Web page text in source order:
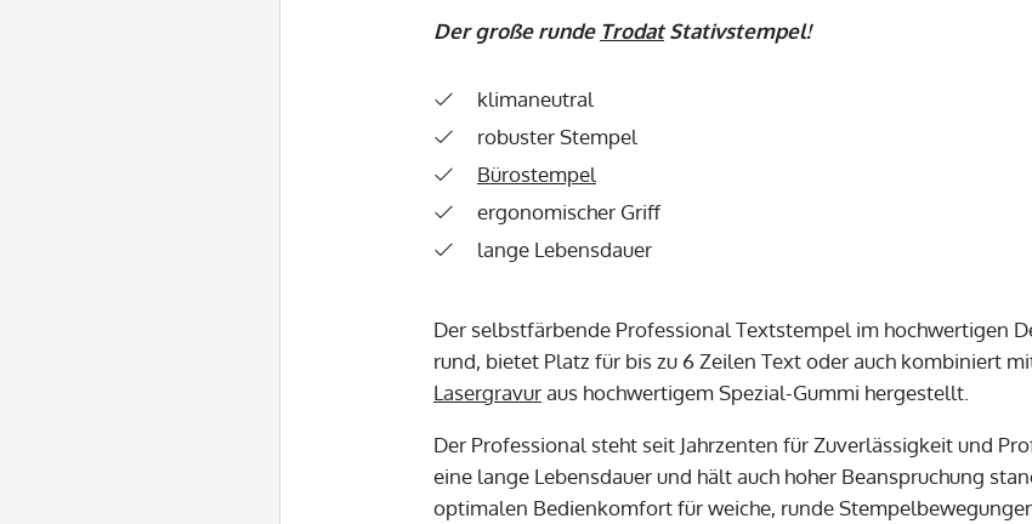
Der große runde TrodatStativstempel!
klimaneutral
robuster Stempel
Bürostempel
ergonomischer Griff
lange Lebensdauer
Der selbstfärbende Professional Textstempel im hochwertigen
rund, bietet Platz für bis zu 6 Zeilen Text oder auch kombiniert
Lasergravuraus hochwertigem Spezial-Gummi hergestellt.
Der Professional steht seit Jahrzenten für Zuverlässigkeit und
eine lange Lebensdauer und hält auch hoher Beanspruchung
optimalen Bedienkomfort für weiche, runde